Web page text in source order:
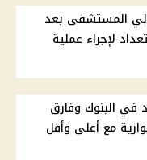
المستشفى بعد
لإجراء عملية
في البنوك وفارق
مع أعلى وأقل